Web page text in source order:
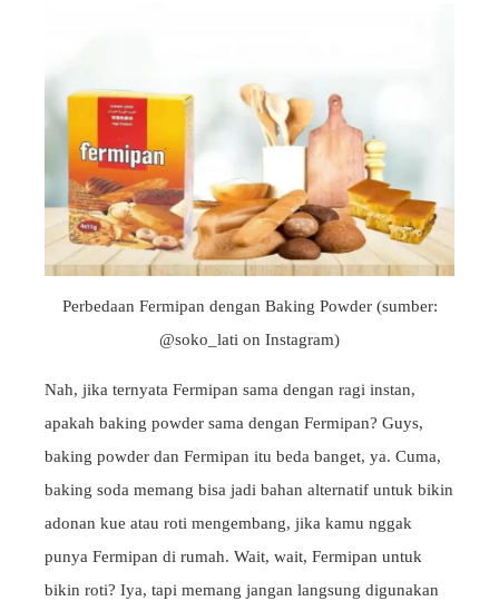
Perbedaan Fermipan dengan Baking Powder (sumber:
@soko_lati on Instagram)
Nah, jika ternyata Fermipan sama dengan ragi instan,
apakah baking powder sama dengan Fermipan? Guys,
baking powder dan Fermipan itu beda banget, ya. Cuma,
baking soda memang bisa jadi bahan alternatif untuk bikin
adonan kue atau roti mengembang, jika kamu nggak
punya Fermipan di rumah. Wait, wait, Fermipan untuk
bikin roti? Iya, tapi memang jangan langsung digunakan